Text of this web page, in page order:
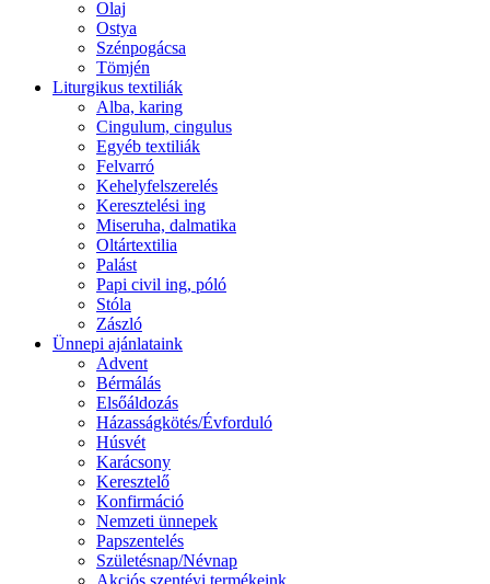
Olaj
Ostya
Szénpogácsa
Tömjén
Liturgikus textiliák
Alba, karing
Cingulum, cingulus
Egyéb textiliák
Felvarró
Kehelyfelszerelés
Keresztelési ing
Miseruha, dalmatika
Oltártextilia
Palást
Papi civil ing, póló
Stóla
Zászló
Ünnepi ajánlataink
Advent
Bérmálás
Elsőáldozás
Házasságkötés/Évforduló
Húsvét
Karácsony
Keresztelő
Konfirmáció
Nemzeti ünnepek
Papszentelés
Születésnap/Névnap
Akciós szentévi termékeink